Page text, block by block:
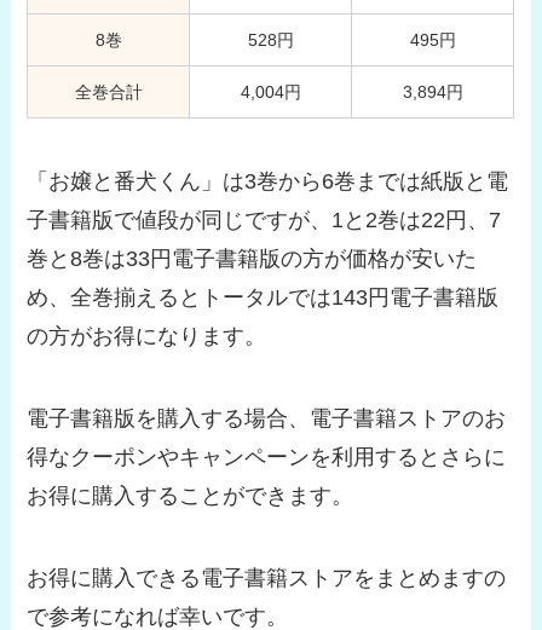
8巻 528円 495円
全巻合計 4,004円 3,894円
「お嬢と番犬くん」は3巻から6巻までは紙版と電
子書籍版で値段が同じですが、1と2巻は22円、7
巻と8巻は33円電子書籍版の方が価格が安いた
め、全巻揃えるとトータルでは143円電子書籍版
の方がお得になります。
電子書籍版を購入する場合、電子書籍ストアのお
得なクーポンやキャンペーンを利用するとさらに
お得に購入することができます。
お得に購入できる電子書籍ストアをまとめますの
で参考になれば幸いです。